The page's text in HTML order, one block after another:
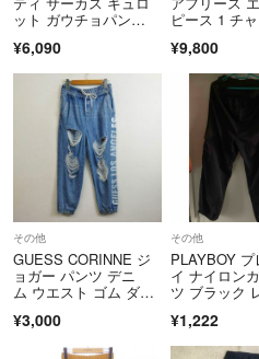
T9290001075401
ット ガウチョパン
¥6,090
ピース 1 チ
¥9,800
その他
GUESS CORINNE ジ
ョガー パンツ デニ
ム ウエスト ゴム ダメ
ーズフィット インディ
¥3,000
その他
PLAYBOY
イ ナイロン
ツ ブラック
¥1,222